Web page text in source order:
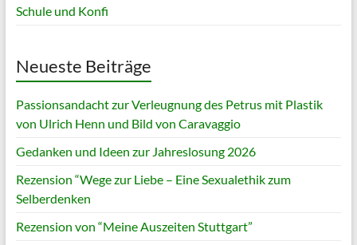
Schule und Konfi
Neueste Beiträge
Passionsandacht zur Verleugnung des Petrus mit Plastik
von Ulrich Henn und Bild von Caravaggio
Gedanken und Ideen zur Jahreslosung 2026
Rezension “Wege zur Liebe – Eine Sexualethik zum
Selberdenken
Rezension von “Meine Auszeiten Stuttgart”